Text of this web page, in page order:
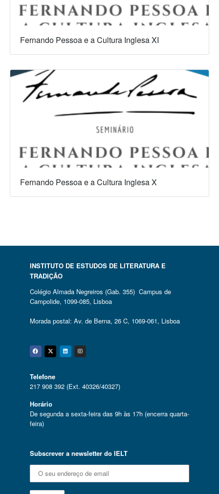
Fernando Pessoa e a Cultura Inglesa XI
Fernando Pessoa e a Cultura Inglesa X
INSTITUTO DE ESTUDOS DE LITERATURA E
TRADIÇÃO
Colégio Almada Negreiros (Gab. 355) Campus de
Campolide, 1099-085, Lisboa
Morada postal: Av. de Berna, 26 C, 1069-061, Lisboa
Facebook
Twitter
Linkedin
Instagram
Telefone
217 908 392 (Ext. 40326/40327)
Horário
De segunda a sexta-feira das 9h às 17h (encerra quarta-
feira)
Subscrever a newsletter do IELT